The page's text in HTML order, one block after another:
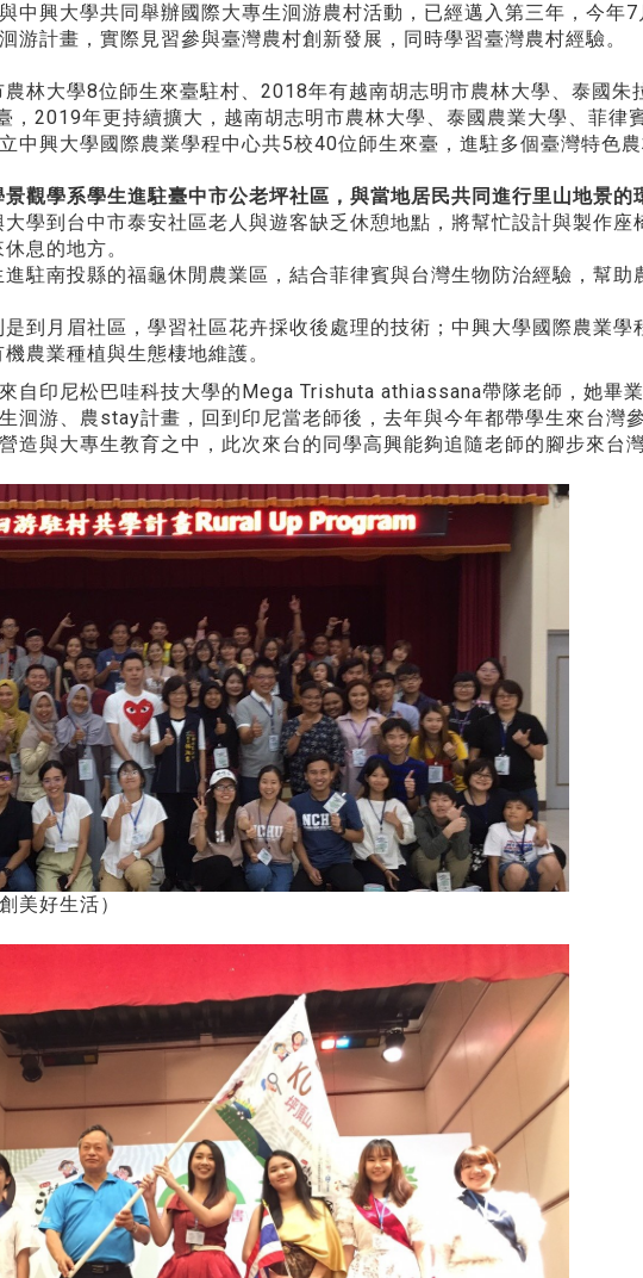
中興大學共同舉辦國際大專生洄游農村活動，已經邁入第三年，今年
游計畫，實際見習參與臺灣農村創新發展，同時學習臺灣農村經驗。
林大學8位師生來臺駐村、2018年有越南胡志明市農林大學、泰國朱
，2019年更持續擴大，越南胡志明市農林大學、泰國農業大學、菲律
中興大學國際農業學程中心共5校40位師生來臺，進駐多個臺灣特色
觀學系學生進駐臺中市公老坪社區，與當地居民共同進行里山地景的
學到台中市泰安社區老人與遊客缺乏休憩地點，將幫忙設計與製作座
息的地方。
駐南投縣的福龜休閒農業區，結合菲律賓與台灣生物防治經驗，幫助
到月眉社區，學習社區花卉採收後處理的技術；中興大學國際農業學
農業種植與生態棲地維護。
自印尼松巴哇科技大學的Mega Trishuta athiassana帶隊老師，她畢
洄游、農stay計畫，回到印尼當老師後，去年與今年都帶學生來台灣
造與大專生教育之中，此次來台的同學高興能夠追隨老師的腳步來台灣
美好生活）